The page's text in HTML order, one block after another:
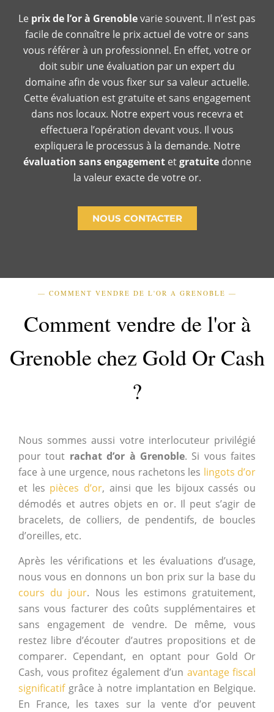
Le prix de l’or à Grenoblevarie souvent. Il n’est pas
facile de connaître le prix actuel de votre or sans
vous référer à un professionnel. En effet, votre or
doit subir une évaluation par un expert du
domaine afin de vous fixer sur sa valeur actuelle.
Cette évaluation est gratuite et sans engagement
dans nos locaux. Notre expert vous recevra et
effectuera l’opération devant vous. Il vous
expliquera le processus à la demande. Notre
évaluation sans engagementetgratuitedonne
la valeur exacte de votre or.
NOUS CONTACTER
— COMMENT VENDRE DE L'OR A GRENOBLE —
Comment vendre de l'or à
Grenoble chez Gold Or Cash
?
Nous sommes aussi votre interlocuteur privilégié
pour tout rachat d’or à Grenoble. Si vous faites
face à une urgence, nous rachetons les lingots d’or
et les pièces d’or, ainsi que les bijoux cassés ou
démodés et autres objets en or. Il peut s’agir de
bracelets, de colliers, de pendentifs, de boucles
d’oreilles, etc.
Après les vérifications et les évaluations d’usage,
nous vous en donnons un bon prix sur la base du
cours du jour. Nous les estimons gratuitement,
sans vous facturer des coûts supplémentaires et
sans engagement de vendre. De même, vous
restez libre d’écouter d’autres propositions et de
comparer. Cependant, en optant pour Gold Or
Cash, vous profitez également d’un avantage fiscal
significatifgrâce à notre implantation en Belgique.
En France, les taxes sur la vente d’or peuvent